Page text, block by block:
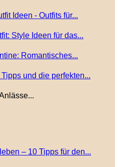
Ideen - Outfits für...
Style Ideen für das...
Romantisches...
und die perfekten...
– 10 Tipps für den...